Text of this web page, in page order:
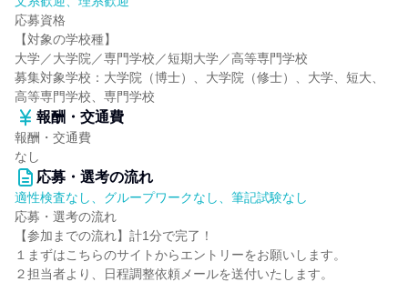
応募資格
【対象の学校種】
大学／大学院／専門学校／短期大学／高等専門学校
募集対象学校：大学院（博士）、大学院（修士）、大学、短大、
高等専門学校、専門学校
報酬・交通費
報酬・交通費
なし
応募・選考の流れ
適性検査なし、グループワークなし、筆記試験なし
応募・選考の流れ
【参加までの流れ】計1分で完了！
１まずはこちらのサイトからエントリーをお願いします。
２担当者より、日程調整依頼メールを送付いたします。